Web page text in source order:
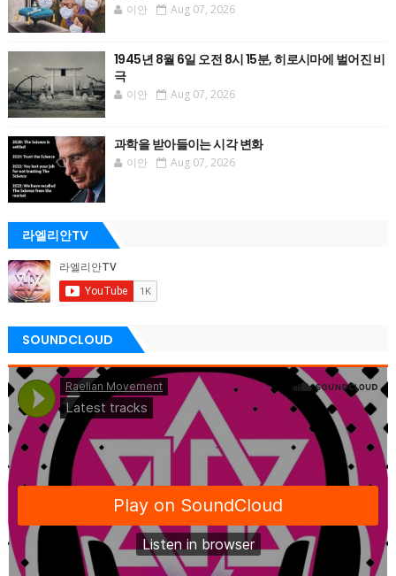
이안 Aug 07, 2026
1945년 8월 6일 오전 8시 15분, 히로시마에 벌어진 비
극
이안 Aug 07, 2026
과학을 받아들이는 시각 변화
이안 Aug 07, 2026
라엘리안TV
SOUNDCLOUD